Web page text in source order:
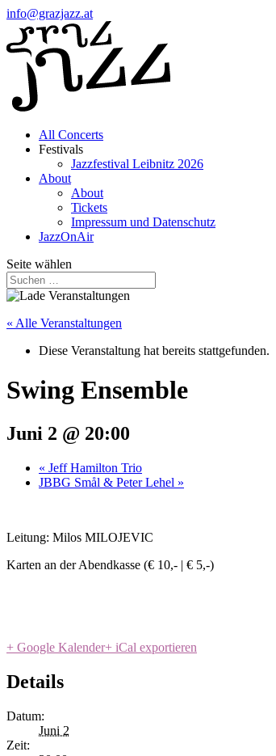
info@grazjazz.at
All Concerts
Festivals
Jazzfestival Leibnitz 2026
About
About
Tickets
Impressum und Datenschutz
JazzOnAir
Seite wählen
« Alle Veranstaltungen
Diese Veranstaltung hat bereits stattgefunden.
Swing Ensemble
Juni 2 @ 20:00
« Jeff Hamilton Trio
JBBG Smål & Peter Lehel »
Leitung: Milos MILOJEVIC
Karten an der Abendkasse (€ 10,- | € 5,-)
+ Google Kalender+ iCal exportieren
Details
Datum:
Juni 2
Zeit: